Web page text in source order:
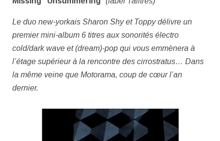
Le duo new-yorkais Sharon Shy et Toppy délivre un
premier mini-album 6 titres aux sonorités électro
cold/dark wave et (dream)-pop qui vous emmènera à
l’étage supérieur à la rencontre des cirrostratus… Dans
la même veine que Motorama, coup de cœur l’an
dernier.